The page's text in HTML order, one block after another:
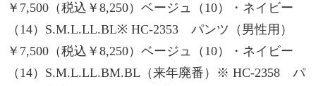
￥7,500（税込￥8,250）ベージュ（10）・ネイビー
（14）S.M.L.LL.BL※ HC-2353 パンツ（男性用）
￥7,500（税込￥8,250）ベージュ（10）・ネイビー
（14）S.M.L.LL.BM.BL（来年廃番）※ HC-2358 パ